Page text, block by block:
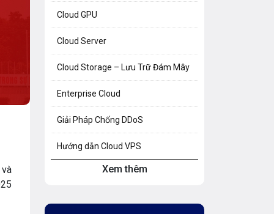
Cloud GPU
Cloud Server
Cloud Storage – Lưu Trữ Đám Mây
Enterprise Cloud
Giải Pháp Chống DDoS
Hướng dẫn Cloud VPS
Hướng dẫn Hosting
Xem thêm